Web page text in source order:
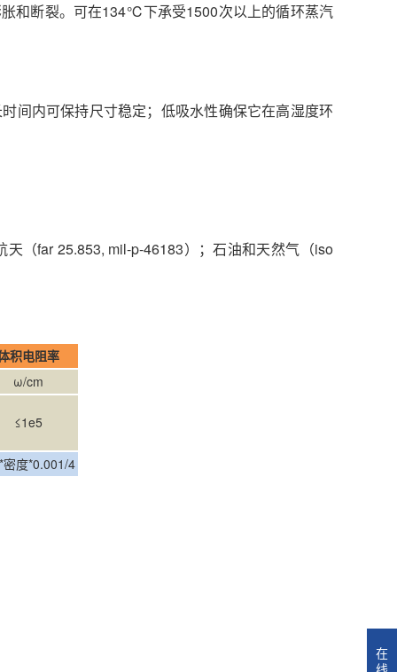
和断裂。可在134℃下承受1500次以上的循环蒸汽
间内可保持尺寸稳定；低吸水性确保它在高湿度环
（far 25.853, mil-p-46183）；石油和天然气（iso
电阻率
ω/cm
≤1e5
度*0.001/4
在
线